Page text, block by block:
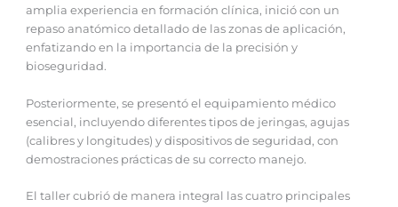
amplia experiencia en formación clínica, inició con un
repaso anatómico detallado de las zonas de aplicación,
enfatizando en la importancia de la precisión y
bioseguridad.
Posteriormente, se presentó el equipamiento médico
esencial, incluyendo diferentes tipos de jeringas, agujas
(calibres y longitudes) y dispositivos de seguridad, con
demostraciones prácticas de su correcto manejo.
El taller cubrió de manera integral las cuatro principales